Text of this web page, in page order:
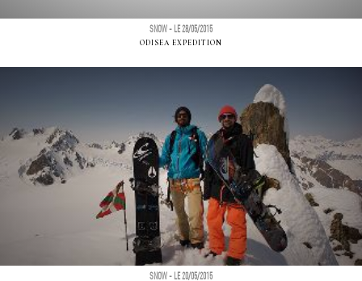
SNOW - LE 28/05/2015
ODISEA EXPEDITION
SNOW - LE 20/05/2015